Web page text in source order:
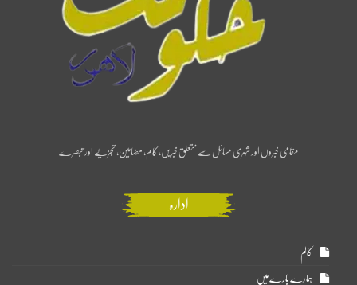
مقامی خبروں اور شہری مسائل سے متعلق خبریں، کالم، مضامین، تجزیے اور تبصرے
ادارہ
کالم
ہمارے بارے میں